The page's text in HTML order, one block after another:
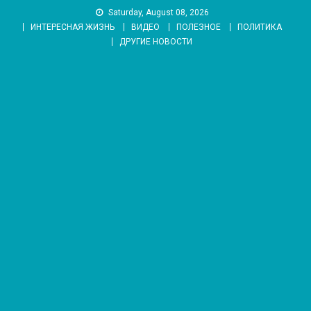
Saturday, August 08, 2026
ИНТЕРЕСНАЯ ЖИЗНЬ
ВИДЕО ПОЛЕЗНОЕ
ПОЛИТИКА
ДРУГИЕ НОВОСТИ